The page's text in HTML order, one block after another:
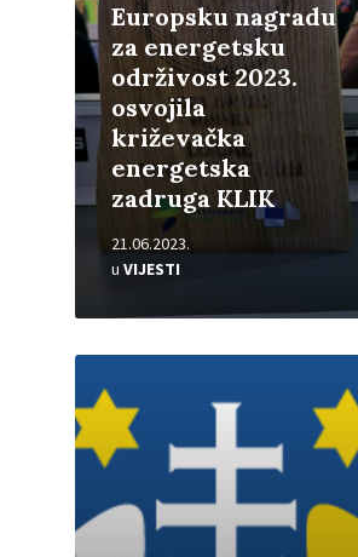
Europsku nagradu
za energetsku
održivost 2023.
osvojila
križevačka
energetska
zadruga KLIK
21.06.2023.
u VIJESTI
Pročitajte
više